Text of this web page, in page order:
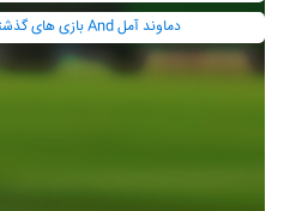
بازی های گذشته مهاجر نوين مشهد And دماوند آمل